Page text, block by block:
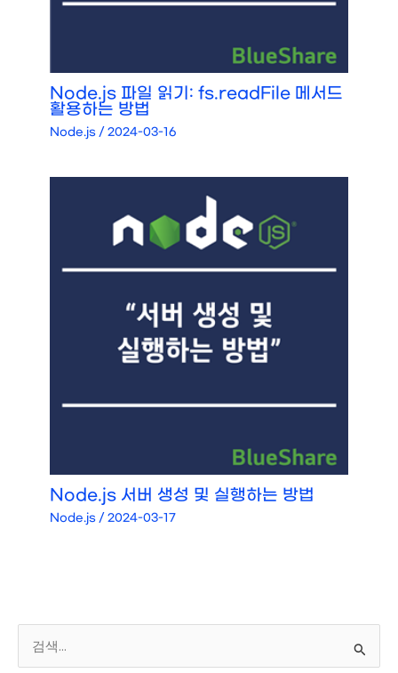
Node.js 파일 읽기: fs.readFile 메서드
활용하는 방법
Node.js /2024-03-16
Node.js 서버 생성 및 실행하는 방법
Node.js /2024-03-17